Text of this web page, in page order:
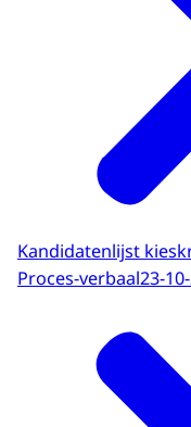
Kandidatenlijst
Proces-verbaal23-